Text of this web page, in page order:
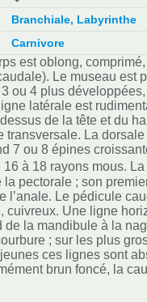
Branchiale, Labyrinthe
Carnivore
est oblong,
Le museau est
ou 4 plus
latérale est
de la tête et du
transversale. La
7 ou 8 épines
à 18 rayons mous.
pectorale ; son
l’anale. Le pédicule
cuivreux. Une ligne
de la mandibule à la
; sur les plus
ces lignes sont
brun foncé, la